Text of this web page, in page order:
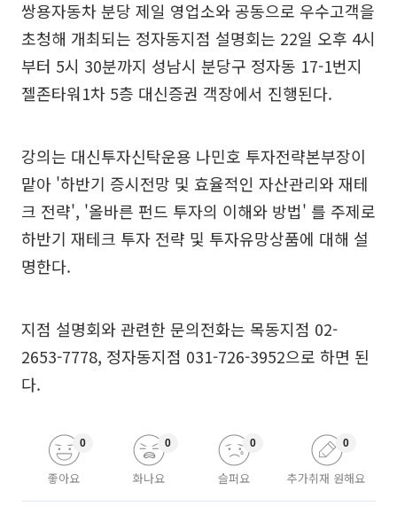
쌍용자동차 분당 제일 영업소와 공동으로 우수고객을
초청해 개최되는 정자동지점 설명회는 22일 오후 4시
부터 5시 30분까지 성남시 분당구 정자동 17-1번지
젤존타워1차 5층 대신증권 객장에서 진행된다.
강의는 대신투자신탁운용 나민호 투자전략본부장이
맡아 '하반기 증시전망 및 효율적인 자산관리와 재테
크 전략', '올바른 펀드 투자의 이해와 방법' 를 주제로
하반기 재테크 투자 전략 및 투자유망상품에 대해 설
명한다.
지점 설명회와 관련한 문의전화는 목동지점 02-
2653-7778, 정자동지점 031-726-3952으로 하면 된
다.
좋아요
0
화나요
0
슬퍼요
0
추가취재 원해요
0